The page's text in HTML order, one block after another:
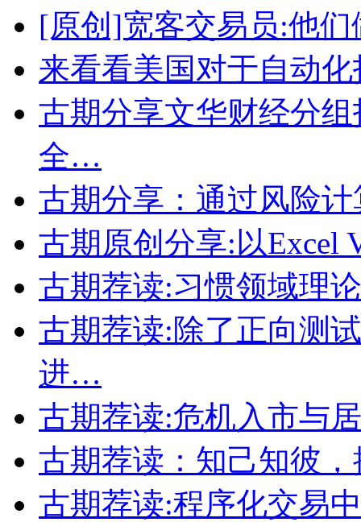
[原创]宽客交易员:他
来看看美国对于自动
古期分享文华财经分
全…
古期分享：通过风险
古期原创分享:以Excel
古期荐读:习惯领域理
古期荐读:除了正向测
进…
古期荐读:危机入市与
古期荐读：知己知彼
古期荐读:程序化交易